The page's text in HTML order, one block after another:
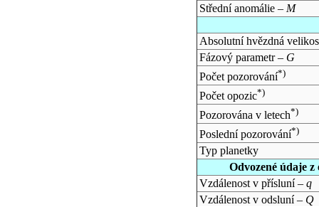
Střední anomálie – M
Absolutní hvězdná
Fázový parametr – G
Počet pozorování*)
Počet opozic*)
Pozorována v letech*)
Poslední pozorování*)
Typ planetky
Odvozené údaje
Vzdálenost v přísluní – q
Vzdálenost v odsluní – Q